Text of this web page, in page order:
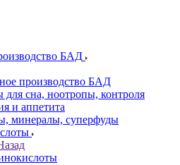
БАД
производство БАД
для сна, ноотропы, контроля
и аппетита
минералы, суперфуды